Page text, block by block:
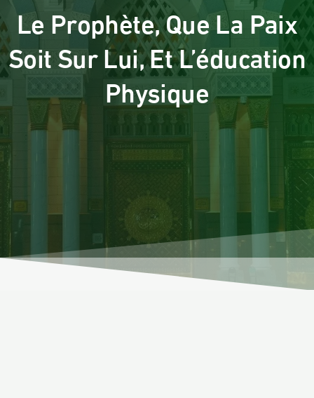
Le Prophète, Que La Paix
Soit Sur Lui, Et L’éducation
Physique